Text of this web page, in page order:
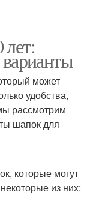
может
удобства,
рассмотрим
шапок для
которые могут
из них: